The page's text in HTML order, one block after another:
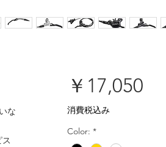
な
￥17,050価
消費税込み
Color: *